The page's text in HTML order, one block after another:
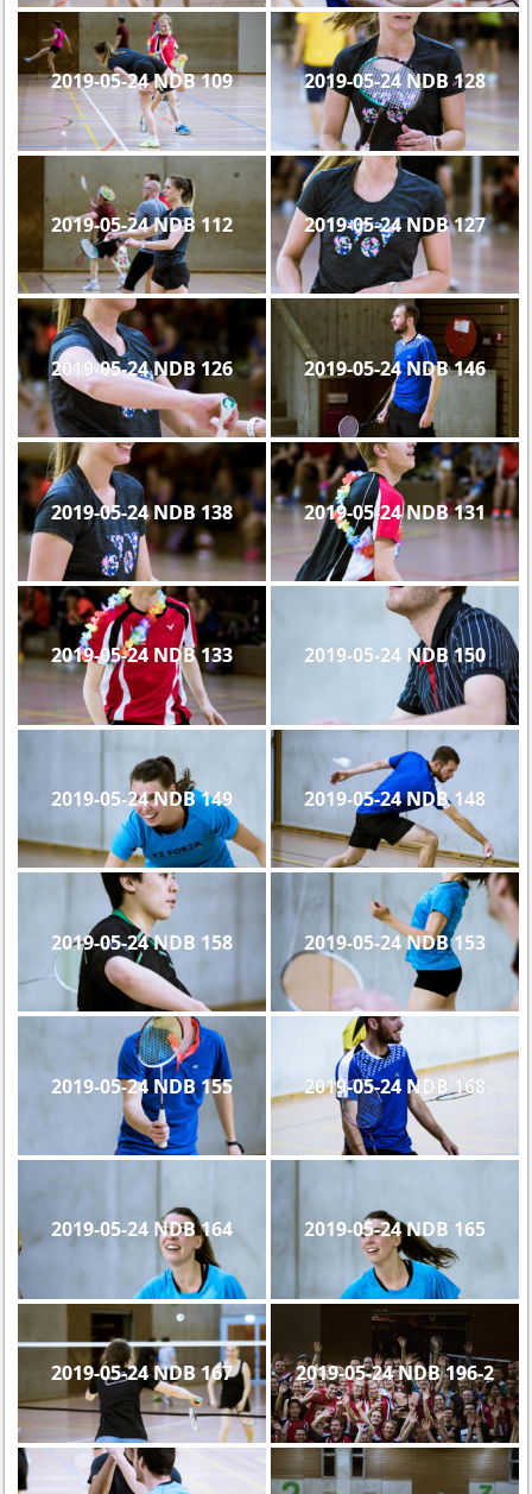
2019-05-24 NDB 109 2019-05-24 NDB 128
2019-05-24 NDB 112 2019-05-24 NDB 127
2019-05-24 NDB 126 2019-05-24 NDB 146
2019-05-24 NDB 138 2019-05-24 NDB 131
2019-05-24 NDB 133 2019-05-24 NDB 150
2019-05-24 NDB 149 2019-05-24 NDB 148
2019-05-24 NDB 158 2019-05-24 NDB 153
2019-05-24 NDB 155 2019-05-24 NDB 168
2019-05-24 NDB 164 2019-05-24 NDB 165
2019-05-24 NDB 167 2019-05-24 NDB 196-2